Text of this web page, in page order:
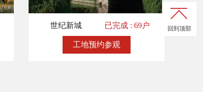
世纪新城 已完成 : 69户
工地预约参观
回到顶部